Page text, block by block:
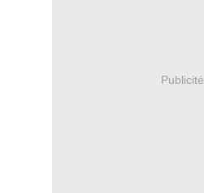
Publicité